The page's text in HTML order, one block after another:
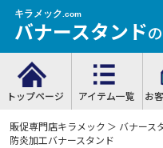
キラメック.com
バナースタンドの
トップページ アイテム一覧 お
販促専門店キラメック ＞ バナース
防炎加工バナースタンド